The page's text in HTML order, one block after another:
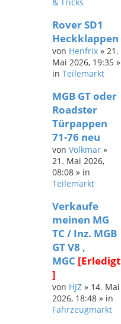
Rover SD1
Heckklappen
von Henfrix » 21.
Mai 2026, 19:35 »
in Teilemarkt
MGB GT oder
Roadster
Türpappen
71-76 neu
von Volkmar »
21. Mai 2026,
08:08 » in
Teilemarkt
Verkaufe
meinen MG
TC / Inz. MGB
GT V8 ,
MGC [Erledigt
]
von HJZ » 14. Mai
2026, 18:48 » in
Fahrzeugmarkt